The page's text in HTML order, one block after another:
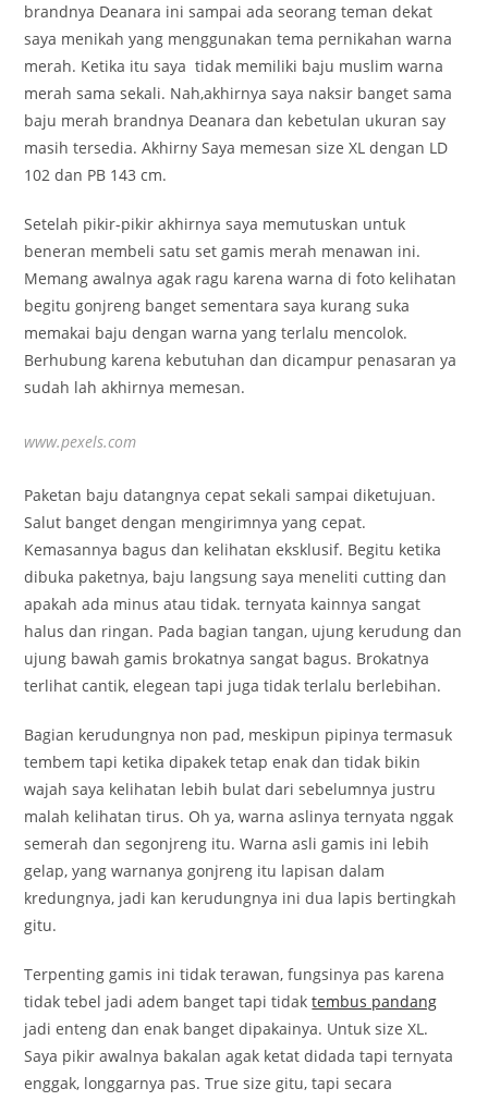
brandnya Deanara ini sampai ada seorang teman dekat
saya menikah yang menggunakan tema pernikahan warna
merah. Ketika itu saya tidak memiliki baju muslim warna
merah sama sekali. Nah,akhirnya saya naksir banget sama
baju merah brandnya Deanara dan kebetulan ukuran say
masih tersedia. Akhirny Saya memesan size XL dengan LD
102 dan PB 143 cm.
Setelah pikir-pikir akhirnya saya memutuskan untuk
beneran membeli satu set gamis merah menawan ini.
Memang awalnya agak ragu karena warna di foto kelihatan
begitu gonjreng banget sementara saya kurang suka
memakai baju dengan warna yang terlalu mencolok.
Berhubung karena kebutuhan dan dicampur penasaran ya
sudah lah akhirnya memesan.
www.pexels.com
Paketan baju datangnya cepat sekali sampai diketujuan.
Salut banget dengan mengirimnya yang cepat.
Kemasannya bagus dan kelihatan eksklusif. Begitu ketika
dibuka paketnya, baju langsung saya meneliti cutting dan
apakah ada minus atau tidak. ternyata kainnya sangat
halus dan ringan. Pada bagian tangan, ujung kerudung dan
ujung bawah gamis brokatnya sangat bagus. Brokatnya
terlihat cantik, elegean tapi juga tidak terlalu berlebihan.
Bagian kerudungnya non pad, meskipun pipinya termasuk
tembem tapi ketika dipakek tetap enak dan tidak bikin
wajah saya kelihatan lebih bulat dari sebelumnya justru
malah kelihatan tirus. Oh ya, warna aslinya ternyata nggak
semerah dan segonjreng itu. Warna asli gamis ini lebih
gelap, yang warnanya gonjreng itu lapisan dalam
kredungnya, jadi kan kerudungnya ini dua lapis bertingkah
gitu.
Terpenting gamis ini tidak terawan, fungsinya pas karena
tidak tebel jadi adem banget tapi tidaktembus pandang
jadi enteng dan enak banget dipakainya. Untuk size XL.
Saya pikir awalnya bakalan agak ketat didada tapi ternyata
enggak, longgarnya pas. True size gitu, tapi secara